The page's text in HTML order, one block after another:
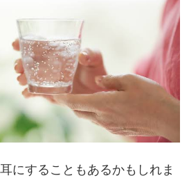
にすることもあるかもしれま